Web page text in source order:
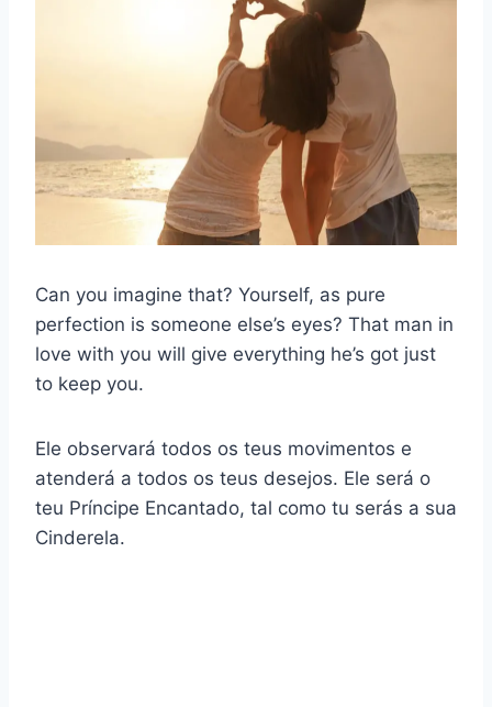
Can you imagine that? Yourself, as pure
perfection is someone else’s eyes? That man in
love with you will give everything he’s got just
to keep you.
Ele observará todos os teus movimentos e
atenderá a todos os teus desejos. Ele será o
teu Príncipe Encantado, tal como tu serás a sua
Cinderela.